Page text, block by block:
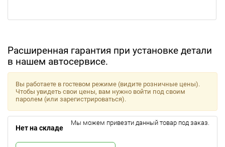
Расширенная гарантия при установке детали
в нашем автосервисе.
Вы работаете в гостевом режиме (видите розничные цены).
Чтобы увидеть свои цены, вам нужно войти под своим
паролем (или зарегистрироваться).
Нет на складе
Мы можем привезти данный товар под заказ.